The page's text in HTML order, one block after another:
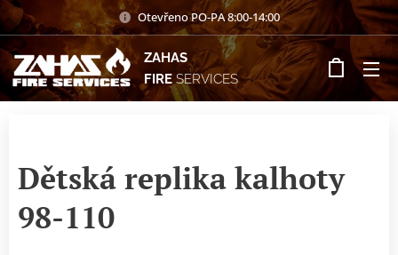
Otevřeno PO-PA 8:00-14:00
ZAHAS
FIRE SERVICES
Dětská replika kalhoty
98-110